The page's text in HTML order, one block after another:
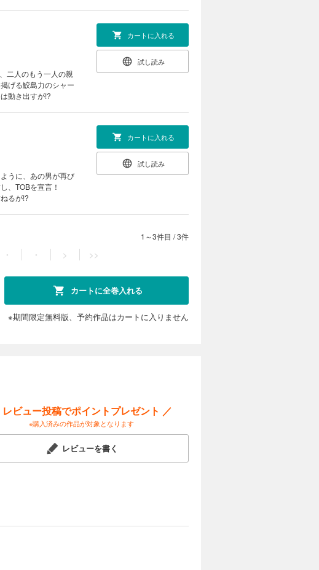
二人のもう一人の親
げる鮫島力のシャー
動き出すが!?
カートに入れる
試し読み
うに、あの男が再び
、TOBを宣言！
るが!?
カートに入れる
試し読み
1～3件目 /3件
・ ・ > >>
カートに全巻入れる
※期間限定無料版、予約作品はカートに入りません
レビュー投稿でポイントプレゼント ／
※購入済みの作品が対象となります
レビューを書く